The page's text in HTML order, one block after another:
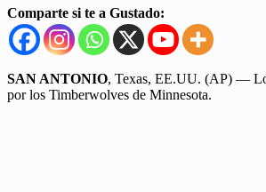
Comparte si te a Gustado:
SAN ANTONIO, Texas, EE.UU. (AP) —
por los Timberwolves de Minnesota.